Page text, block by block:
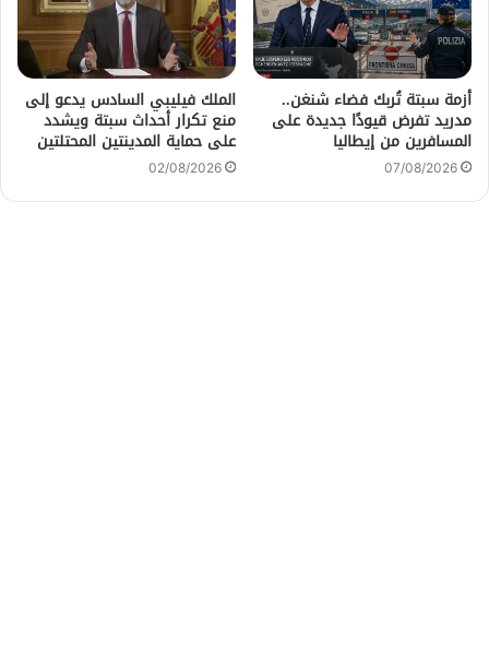
أزمة سبتة تُربك فضاء شنغن..
مدريد تفرض قيودًا جديدة على
المسافرين من إيطاليا
07/08/2026
الملك فيليبي السادس يدعو إلى
منع تكرار أحداث سبتة ويشدد
على حماية المدينتين المحتلتين
02/08/2026